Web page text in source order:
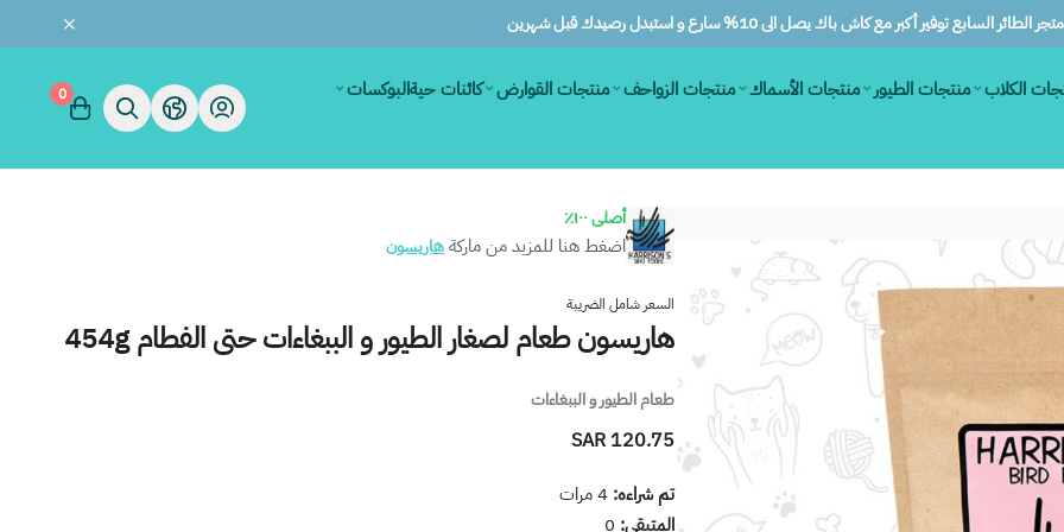
الطائر السابع توفير أكبر مع كاش باك يصل الى 10% سارع و استبدل رصيدك قبل شهرين
الكلاب منتجات الطيور منتجات الأسماك منتجات الزواحف منتجات القوارض كائنات حيةالبوكسات
0
أصلى ١٠٠٪
اضغط هنا للمزيد من ماركةهاريسون
السعر شامل الضريبة
هاريسون طعام لصغار الطيور و الببغاءات حتى الفطام 454g
طعام الطيور و الببغاءات
120.75 SAR
تم شراءه:4مرات
المتبقي: 0